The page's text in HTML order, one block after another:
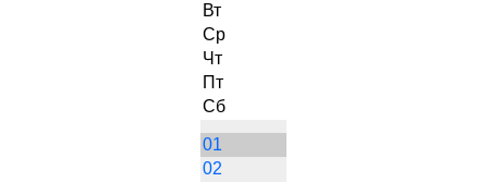
Вт
Ср
Чт
Пт
Сб
01
02